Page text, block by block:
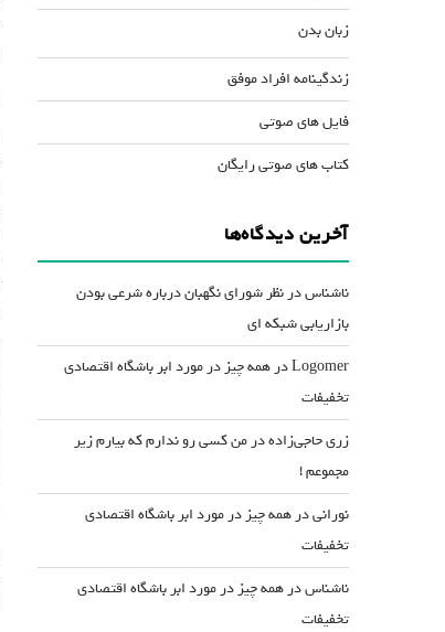
زبان بدن
زندگینامه افراد موفق
فایل های صوتی
کتاب های صوتی رایگان
آخرین دیدگاه‌ها
ناشناسدر نظر شورای نگهبان درباره شرعی بودن
بازاریابی شبکه ای
Logomerدر همه چیز در مورد ابر باشگاه اقتصادی
تخفیفات
زری حاجی‌زادهدر من کسی رو ندارم که بیارم زیر
مجموعم !
نورانیدر همه چیز در مورد ابر باشگاه اقتصادی
تخفیفات
ناشناسدر همه چیز در مورد ابر باشگاه اقتصادی
تخفیفات